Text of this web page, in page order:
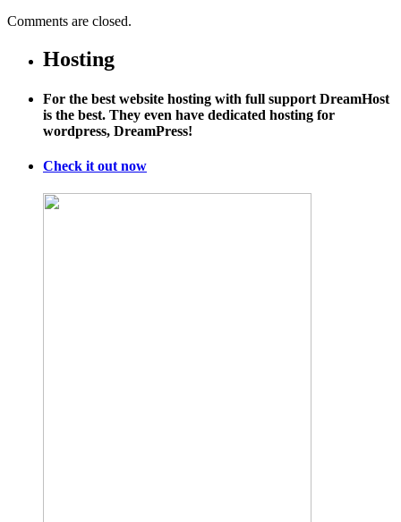
Comments are closed.
Hosting
For the best website hosting with full support DreamHost
is the best. They even have dedicated hosting for
wordpress, DreamPress!
Check it out now